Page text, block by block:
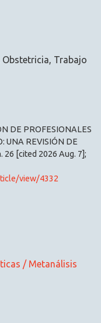
Obstetricia Trabajo
/ Metanálisis
DE PROFESIONALES
UNA REVISIÓN DE
26 [cited 2026 Aug. 7];
view/4332